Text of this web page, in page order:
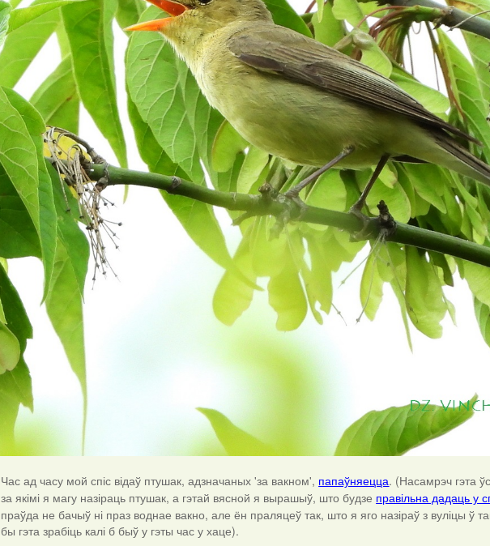
Час ад часу мой спіс відаў птушак, адзначаных 'за вакном', папаўняецца. (Насамрэч гэта
за якімі я магу назіраць птушак, а гэтай вясной я вырашыў, што будзе правільна дадаць у
праўда не бачыў ні праз воднае вакно, але ён праляцеў так, што я яго назіраў з вуліцы ў
бы гэта зрабіць калі б быў у гэты час у хаце).